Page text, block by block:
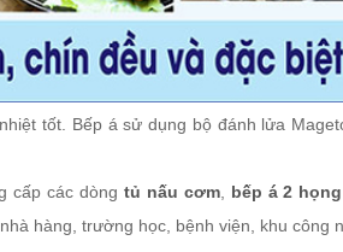
tốt. Bếp á sử dụng bộ đánh lửa
cấp các dòng tủ nấu cơm, bếp á 2
hàng, trường học, bệnh viện, khu công